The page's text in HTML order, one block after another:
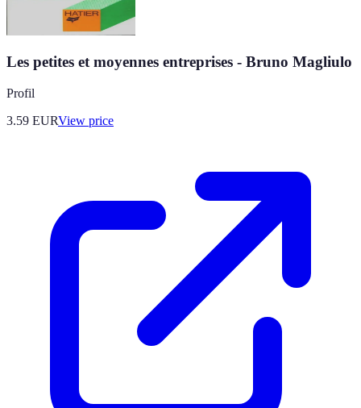
Les petites et moyennes entreprises - Bruno Magliulo
Profil
3.59 EURView price